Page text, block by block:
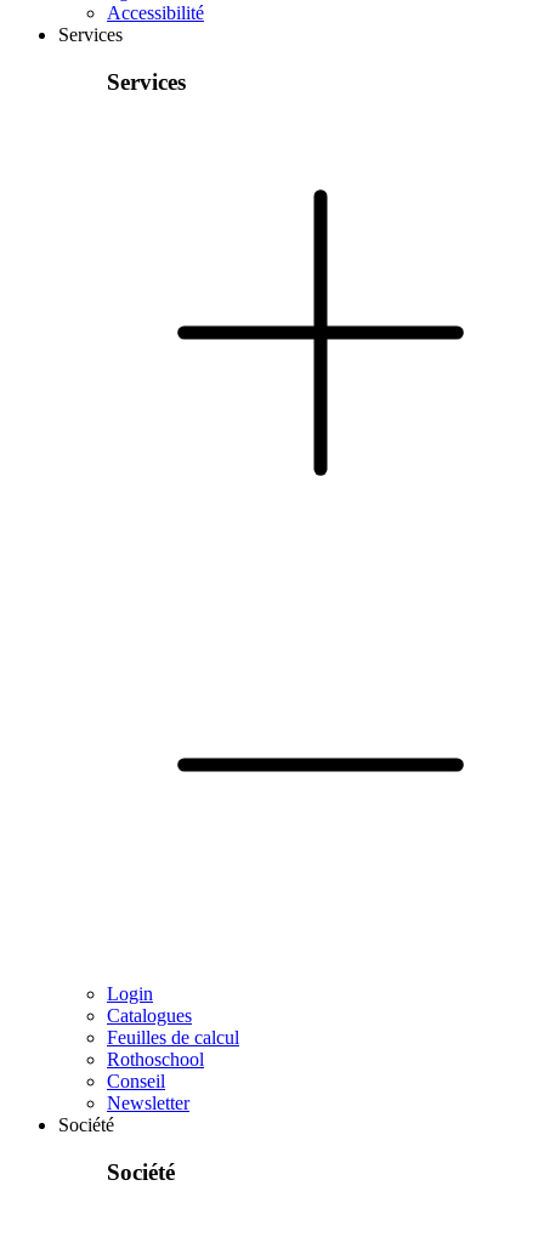
Accessibilité
Services
Services
Login
Catalogues
Feuilles de calcul
Rothoschool
Conseil
Newsletter
Société
Société